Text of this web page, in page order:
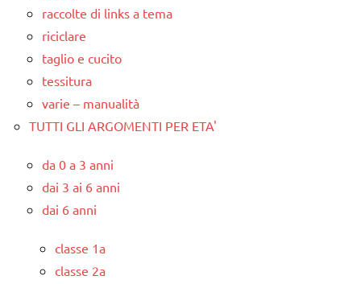
raccolte di links a tema
riciclare
taglio e cucito
tessitura
varie – manualità
TUTTI GLI ARGOMENTI PER ETA'
da 0 a 3 anni
dai 3 ai 6 anni
dai 6 anni
classe 1a
classe 2a